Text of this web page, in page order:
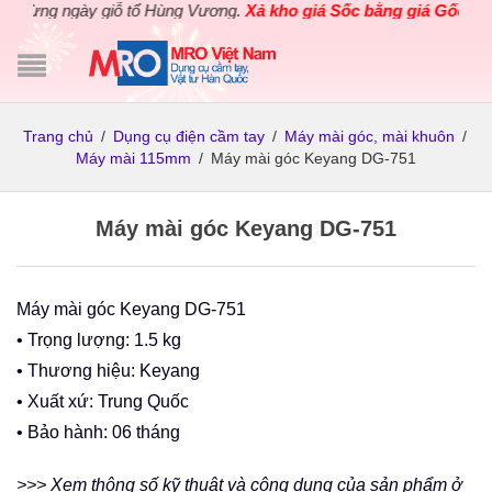
ngày giỗ tổ Hùng Vương.Xả kho giá Sốc bằng giá Gốccho
Trang chủ / Dụng cụ điện cầm tay / Máy mài góc, mài khuôn /
Máy mài 115mm / Máy mài góc Keyang DG-751
Máy mài góc Keyang DG-751
Máy mài góc Keyang DG-751
• Trọng lượng: 1.5 kg
• Thương hiệu: Keyang
• Xuất xứ: Trung Quốc
• Bảo hành: 06 tháng
>>> Xem thông số kỹ thuật và công dụng của sản phẩm ở